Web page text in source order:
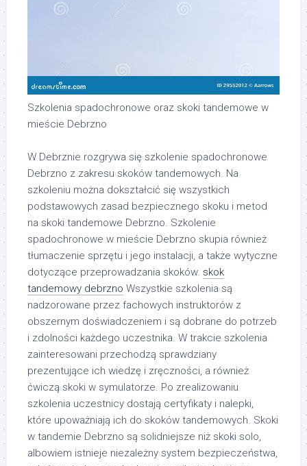
Szkolenia spadochronowe oraz skoki tandemowe w
mieście Debrzno
W Debrznie rozgrywa się szkolenie spadochronowe
Debrzno z zakresu skoków tandemowych. Na
szkoleniu można dokształcić się wszystkich
podstawowych zasad bezpiecznego skoku i metod
na skoki tandemowe Debrzno. Szkolenie
spadochronowe w mieście Debrzno skupia również
tłumaczenie sprzętu i jego instalacji, a także wytyczne
dotyczące przeprowadzania skoków. skok
tandemowy debrzno Wszystkie szkolenia są
nadzorowane przez fachowych instruktorów z
obszernym doświadczeniem i są dobrane do potrzeb
i zdolności każdego uczestnika. W trakcie szkolenia
zainteresowani przechodzą sprawdziany
prezentujące ich wiedzę i zręczności, a również
ćwiczą skoki w symulatorze. Po zrealizowaniu
szkolenia uczestnicy dostają certyfikaty i nalepki,
które upoważniają ich do skoków tandemowych. Skoki
w tandemie Debrzno są solidniejsze niż skoki solo,
albowiem istnieje niezależny system bezpieczeństwa,